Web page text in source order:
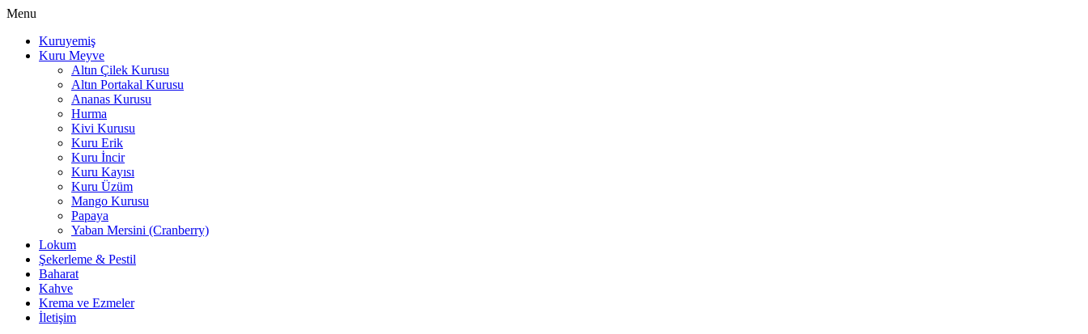
Menu
Kuruyemiş
Kuru Meyve
Altın Çilek Kurusu
Altın Portakal Kurusu
Ananas Kurusu
Hurma
Kivi Kurusu
Kuru Erik
Kuru İncir
Kuru Kayısı
Kuru Üzüm
Mango Kurusu
Papaya
Yaban Mersini (Cranberry)
Lokum
Şekerleme & Pestil
Baharat
Kahve
Krema ve Ezmeler
İletişim